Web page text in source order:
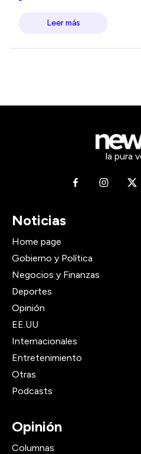
Leer más
la pura
Noticias
Home page
Gobierno y Política
Negocios y Finanzas
Deportes
Opinión
EE.UU
Internacionales
Entretenimiento
Otras
Podcasts
Opinión
Columnas